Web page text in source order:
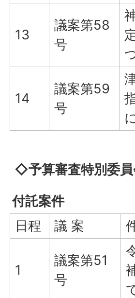
13
議案第58
号
14
議案第59
号
◇予算審査特別委
付託案件
日程
議 案
1
議案第51
号